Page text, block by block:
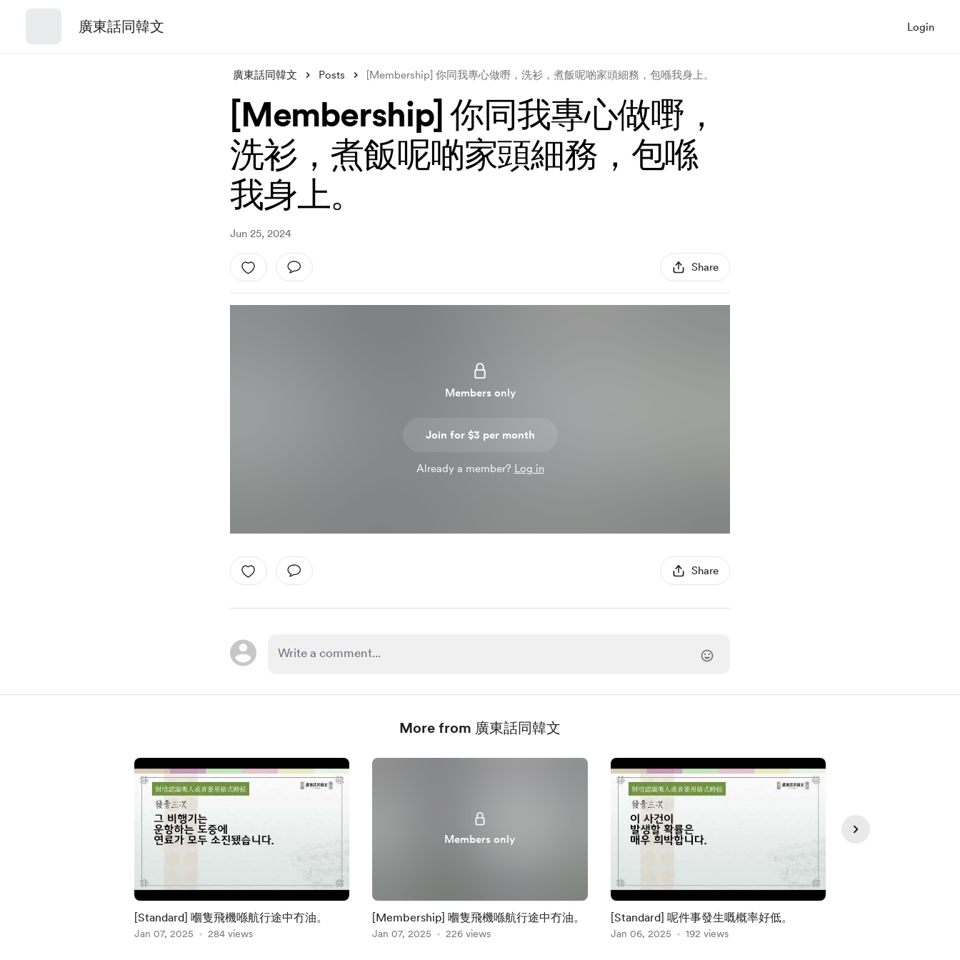
廣東話同韓文 Login
廣東話同韓文 Posts [Membership] 你同我專心做嘢，洗衫，煮飯呢啲家頭細務，包喺我身上。
[Membership] 你同我專心做嘢，
洗衫，煮飯呢啲家頭細務，包喺
我身上。
Jun 25, 2024
Share
Members only
Join for $3 per month
Already a member? Log in
Share
More from 廣東話同韓文
[Standard] 嗰隻飛機喺航行途中冇油。
Jan 07, 2025 284 views
Members only
[Membership] 嗰隻飛機喺航行途中冇油。
Jan 07, 2025 226 views
[Standard] 呢件事發生嘅概率好低。
Jan 06, 2025 192 views